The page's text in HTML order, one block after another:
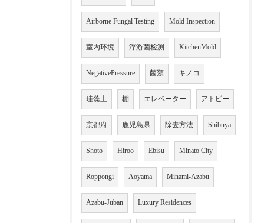
Airborne Fungal Testing Mold Inspection
室内环境 浮游菌检测 KitchenMold
NegativePressure 菌類 キノコ
珪藻土 棚 エレベーター アトピー
京都府 鹿児島県 除去方法 Shibuya
Shoto Hiroo Ebisu Minato City
Roppongi Aoyama Minami-Azabu
Azabu-Juban Luxury Residences